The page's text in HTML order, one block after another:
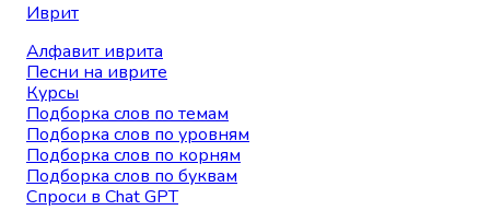
Иврит
Алфавит иврита
Песни на иврите
Курсы
Подборка слов по темам
Подборка слов по уровням
Подборка слов по корням
Подборка слов по буквам
Спроси в Chat GPT